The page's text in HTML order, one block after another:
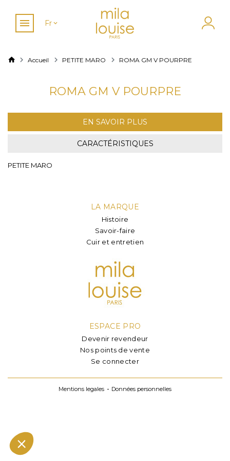
Fr
Accueil PETITE MARO ROMA GM V POURPRE
ROMA GM V POURPRE
EN SAVOIR PLUS
CARACTÉRISTIQUES
PETITE MARO
LA MARQUE
Histoire
Savoir-faire
Cuir et entretien
ESPACE PRO
Devenir revendeur
Nos points de vente
Se connecter
Mentions legales Données personnelles